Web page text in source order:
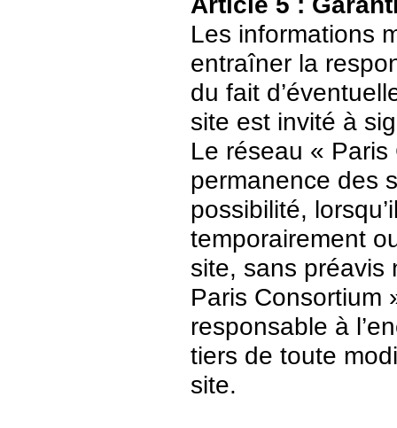
Les informations
entraîner la
du fait
site est invité à
Le réseau «
permanence des
possibilité,
temporairement
site, sans préavis
Paris Consortium
responsable à
tiers de toute
site.